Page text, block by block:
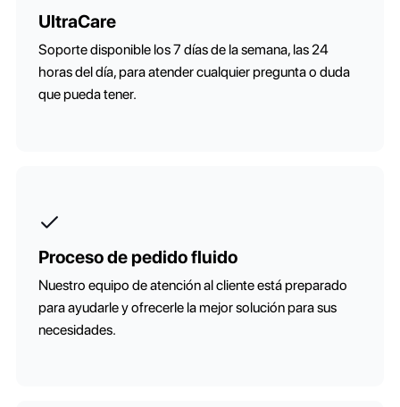
UltraCare
Soporte disponible los 7 días de la semana, las 24
horas del día, para atender cualquier pregunta o duda
que pueda tener.
Proceso de pedido fluido
Nuestro equipo de atención al cliente está preparado
para ayudarle y ofrecerle la mejor solución para sus
necesidades.